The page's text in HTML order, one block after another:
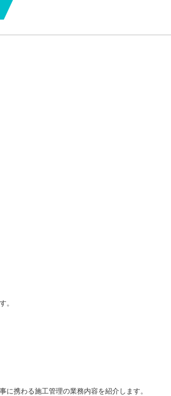
。
携わる施工管理の業務内容を紹介します。